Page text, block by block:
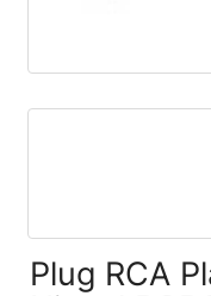
Plug RCA